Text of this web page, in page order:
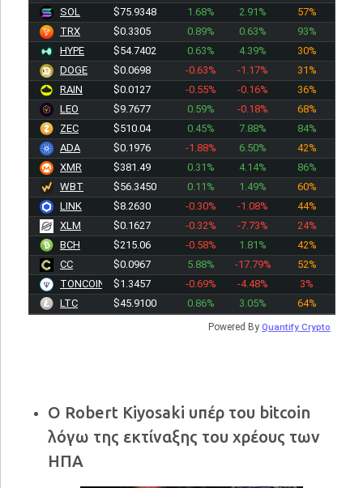
SOL
$75.9348 1.68% 2.91%
57%
TRX
$0.3305 0.89% 0.63%
93%
HYPE
$54.7402 0.63% 4.39%
30%
DOGE
$0.0698 -0.63% -1.17%
31%
RAIN
$0.0127 -0.55% -0.16%
36%
LEO
$9.7677 0.59% -0.18%
68%
ZEC
$510.04 0.45% 7.88%
84%
ADA
$0.1976 -1.88% 6.50%
42%
XMR
$381.49 0.31% 4.14%
86%
WBT
$56.3450 0.11% 1.49%
60%
LINK
$8.2630 -0.30% -1.08%
44%
XLM
$0.1627 -0.32% -7.73%
24%
BCH
$215.06 -0.58% 1.81%
42%
CC
$0.0967 5.88% -17.79%
52%
TONCOIN
$1.3457 -0.69% -4.48%
3%
LTC
$45.9100 0.86% 3.05% 64%
Powered By Quantify Crypto
Ο Robert Kiyosaki υπέρ του bitcoin
λόγω της εκτίναξης του χρέους των
ΗΠΑ